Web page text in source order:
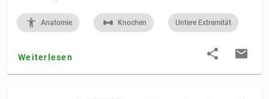
Anatomie Knochen Untere Extremität
Weiterlesen